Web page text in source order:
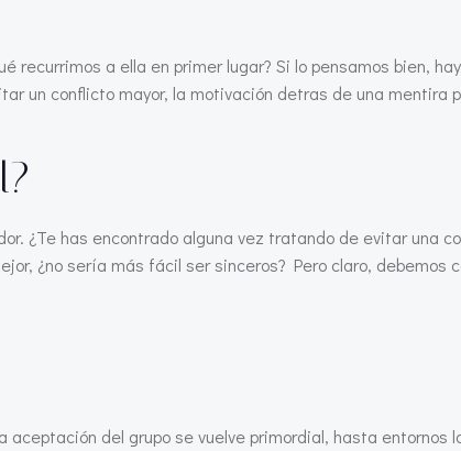
a ella en primer lugar? Si lo pensamos bien,
un conflicto mayor, la motivación detras de una mentira
¿Te has encontrado alguna vez tratando de evitar una
¿no sería más fácil ser sinceros? Pero claro,
del grupo se vuelve primordial, hasta entornos